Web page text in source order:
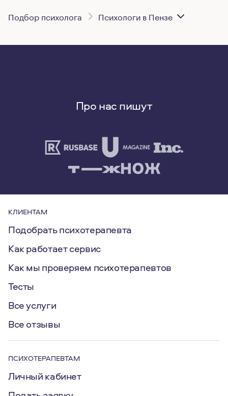
Подбор психолога Психологи в Пензе
Про нас пишут
КЛИЕНТАМ
Подобрать психотерапевта
Как работает сервис
Как мы проверяем психотерапевтов
Тесты
Все услуги
Все отзывы
ПСИХОТЕРАПЕВТАМ
Личный кабинет